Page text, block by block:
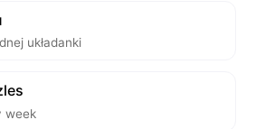
układanki
week